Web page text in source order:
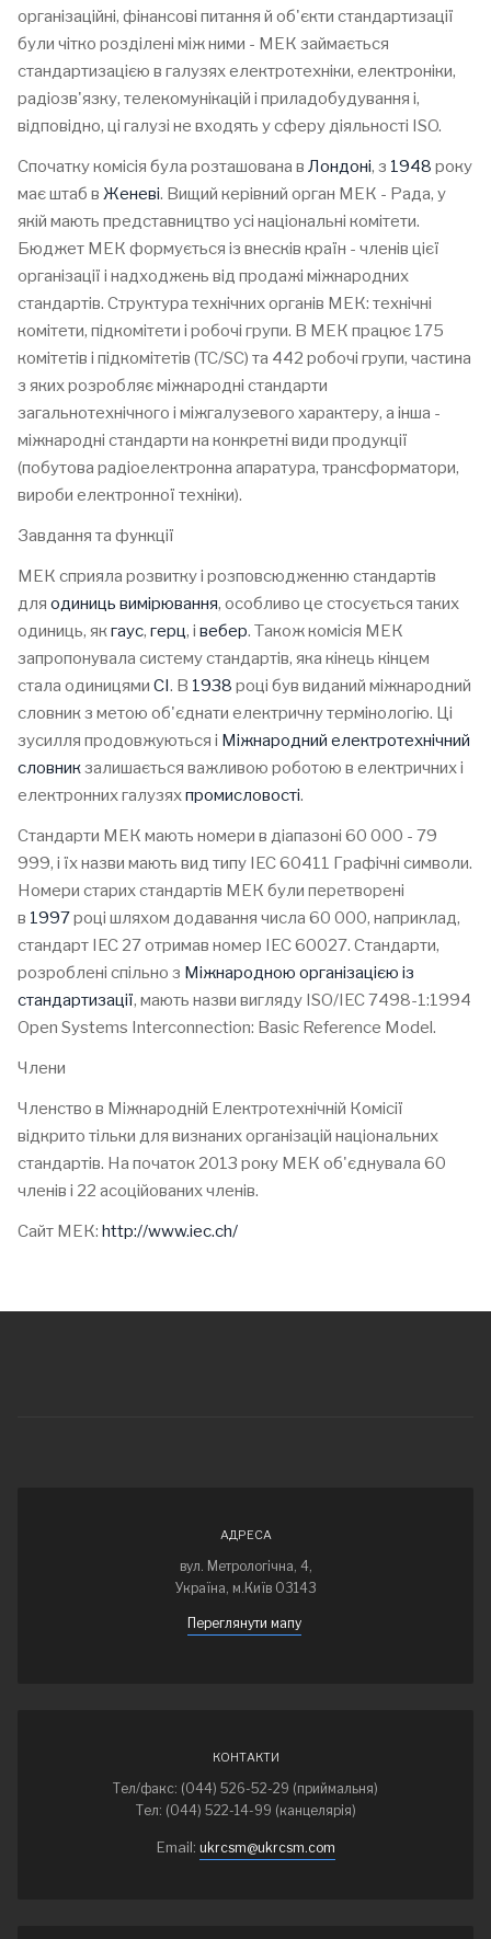
організаційні, фінансові питання й об'єкти стандартизації
були чітко розділені між ними - МЕК займається
стандартизацією в галузях електротехніки, електроніки,
радіозв'язку, телекомунікацій і приладобудування і,
відповідно, ці галузі не входять у сферу діяльності ISO.
Спочатку комісія була розташована в Лондоні, з 1948 року
має штаб в Женеві. Вищий керівний орган МЕК - Рада, у
якій мають представництво усі національні комітети.
Бюджет МЕК формується із внесків країн - членів цієї
організації і надходжень від продажі міжнародних
стандартів. Структура технічних органів МЕК: технічні
комітети, підкомітети і робочі групи. В МЕК працює 175
комітетів і підкомітетів (TC/SC) та 442 робочі групи, частина
з яких розробляє міжнародні стандарти
загальнотехнічного і міжгалузевого характеру, а інша -
міжнародні стандарти на конкретні види продукції
(побутова радіоелектронна апаратура, трансформатори,
вироби електронної техніки).
Завдання та функції
МЕК сприяла розвитку і розповсюдженню стандартів
для одиниць вимірювання, особливо це стосується таких
одиниць, якгаус, герц, і вебер. Також комісія МЕК
запропонувала систему стандартів, яка кінець кінцем
стала одиницями СІ. В 1938 році був виданий міжнародний
словник з метою об'єднати електричну термінологію. Ці
зусилля продовжуються і Міжнародний електротехнічний
словникзалишається важливою роботою в електричних і
електронних галузяхпромисловості.
Стандарти МЕК мають номери в діапазоні 60 000 - 79
999, і їх назви мають вид типу IEC 60411 Графічні символи.
Номери старих стандартів МЕК були перетворені
в 1997році шляхом додавання числа 60 000, наприклад,
стандарт IEC 27 отримав номер IEC 60027. Стандарти,
розроблені спільно з Міжнародною організацією із
стандартизації, мають назви вигляду ISO/IEC 7498-1:1994
Open Systems Interconnection: Basic Reference Model.
Члени
Членство в Міжнародній Електротехнічній Комісії
відкрито тільки для визнаних організацій національних
стандартів. На початок 2013 року МЕК об'єднувала 60
членів і 22 асоційованих членів.
Сайт МЕК: http://www.iec.ch/
АДРЕСА
вул. Метрологічна, 4,
Україна, м.Київ 03143
Переглянути мапу
КОНТАКТИ
Тел/факс: (044) 526-52-29 (приймальня)
Тел: (044) 522-14-99 (канцелярія)
Email: ukrcsm@ukrcsm.com